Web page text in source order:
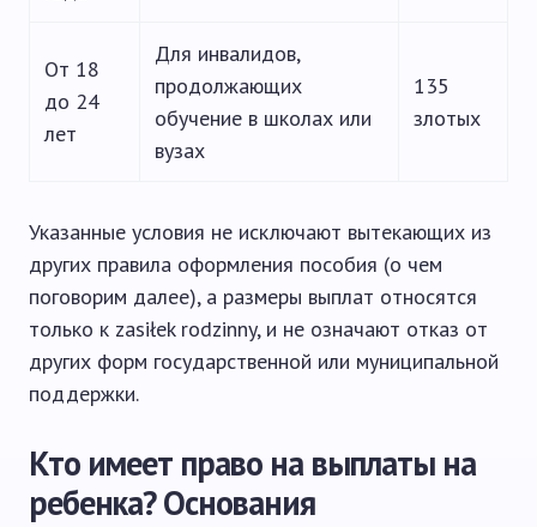
От 18
до 24
лет
Для инвалидов,
продолжающих
обучение в школах или
вузах
135
злотых
Указанные условия не исключают вытекающих из
других правила оформления пособия (о чем
поговорим далее), а размеры выплат относятся
только к zasiłek rodzinny, и не означают отказ от
других форм государственной или муниципальной
поддержки.
Кто имеет право на выплаты на
ребенка? Основания